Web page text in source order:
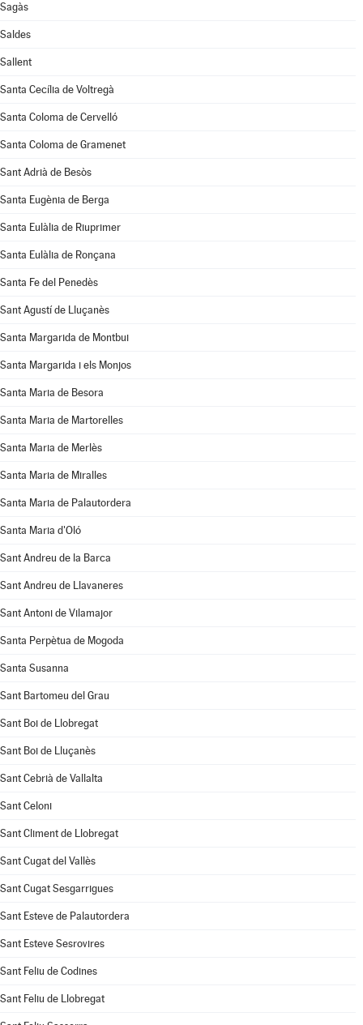
Sagàs
Saldes
Sallent
Santa Cecília de Voltregà
Santa Coloma de Cervelló
Santa Coloma de Gramenet
Sant Adrià de Besòs
Santa Eugènia de Berga
Santa Eulàlia de Riuprimer
Santa Eulàlia de Ronçana
Santa Fe del Penedès
Sant Agustí de Lluçanès
Santa Margarida de Montbui
Santa Margarida i els Monjos
Santa Maria de Besora
Santa Maria de Martorelles
Santa Maria de Merlès
Santa Maria de Miralles
Santa Maria de Palautordera
Santa Maria d'Oló
Sant Andreu de la Barca
Sant Andreu de Llavaneres
Sant Antoni de Vilamajor
Santa Perpètua de Mogoda
Santa Susanna
Sant Bartomeu del Grau
Sant Boi de Llobregat
Sant Boi de Lluçanès
Sant Cebrià de Vallalta
Sant Celoni
Sant Climent de Llobregat
Sant Cugat del Vallès
Sant Cugat Sesgarrigues
Sant Esteve de Palautordera
Sant Esteve Sesrovires
Sant Feliu de Codines
Sant Feliu de Llobregat